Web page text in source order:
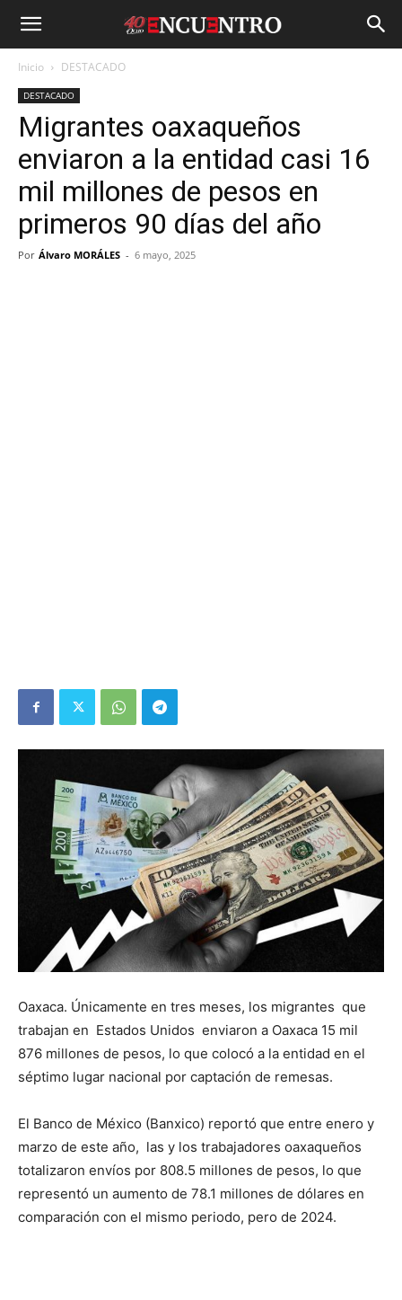
Inicio DESTACADO
DESTACADO
Migrantes oaxaqueños
enviaron a la entidad casi 16
mil millones de pesos en
primeros 90 días del año
Por Álvaro MORÁLES - 6 mayo, 2025
Oaxaca. Únicamente en tres meses, los migrantes que
trabajan en Estados Unidos enviaron a Oaxaca 15 mil
876 millones de pesos, lo que colocó a la entidad en el
séptimo lugar nacional por captación de remesas.
El Banco de México (Banxico) reportó que entre enero y
marzo de este año, las y los trabajadores oaxaqueños
totalizaron envíos por 808.5 millones de pesos, lo que
representó un aumento de 78.1 millones de dólares en
comparación con el mismo periodo, pero de 2024.